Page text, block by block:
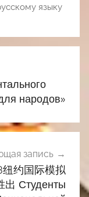
языку
народов»
запись
约国际模拟
出 Студенты